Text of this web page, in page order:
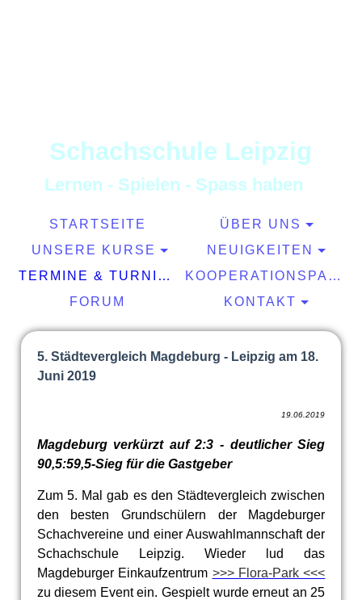
Schachschule Leipzig
Lernen - Spielen - Spass haben
STARTSEITE
ÜBER UNS
UNSERE KURSE
NEUIGKEITEN
TERMINE & TURNIERE
KOOPERATIONSPARTNER
FORUM
KONTAKT
5. Städtevergleich Magdeburg - Leipzig am 18.
Juni 2019
19.06.2019
Magdeburg verkürzt auf 2:3 - deutlicher Sieg
90,5:59,5-Sieg für die Gastgeber
Zum 5. Mal gab es den Städtevergleich zwischen
den besten Grundschülern der Magdeburger
Schachvereine und einer Auswahlmannschaft der
Schachschule Leipzig. Wieder lud das
Magdeburger Einkaufzentrum >>> Flora-Park <<<
zu diesem Event ein. Gespielt wurde erneut an 25